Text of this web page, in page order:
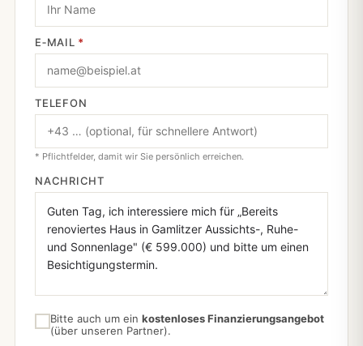
E‑MAIL *
TELEFON
* Pflichtfelder, damit wir Sie persönlich erreichen.
NACHRICHT
Bitte auch um ein kostenloses Finanzierungsangebot
(über unseren Partner).